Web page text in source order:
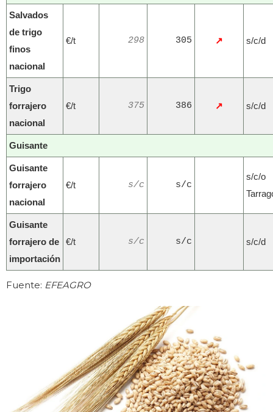
Salvados
de trigo
finos
nacional
€/t 298 305 ↗ s/c/d
Trigo
forrajero
nacional
€/t 375 386 ↗ s/c/d
Guisante
Guisante
forrajero
nacional
€/t s/c s/c
s/c/o
Guisante
forrajero de
importación
€/t s/c s/c s/c/d
Fuente: EFEAGRO